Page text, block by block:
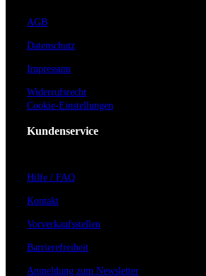
AGB
Datenschutz
Impressum
Widerrufsrecht
Cookie-Einstellungen
Kundenservice
Hilfe / FAQ
Kontakt
Vorverkaufsstellen
Barrierefreiheit
Anmeldung zum Newsletter